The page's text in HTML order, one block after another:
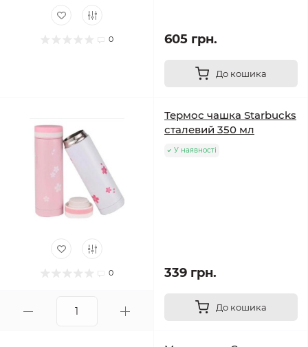
0 605 грн.
До кошика
0
Термос чашка Starbucks
сталевий 350 мл
У наявності
339 грн.
До кошика